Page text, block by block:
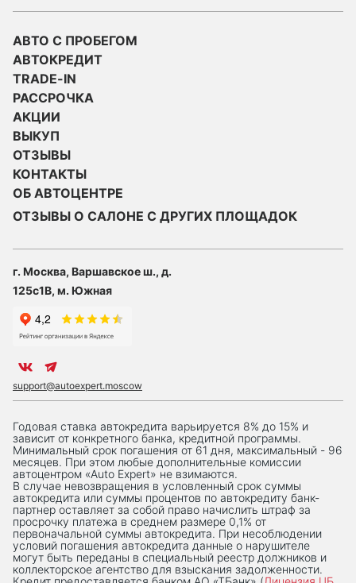
АВТО С ПРОБЕГОМ
АВТОКРЕДИТ
TRADE-IN
РАССРОЧКА
АКЦИИ
ВЫКУП
ОТЗЫВЫ
КОНТАКТЫ
ОБ АВТОЦЕНТРЕ
ОТЗЫВЫ О САЛОНЕ С ДРУГИХ ПЛОЩАДОК
г. Москва, Варшавское ш., д.
125с1В, м. Южная
support@autoexpert.moscow
Годовая ставка автокредита варьируется 8% до 15% и
зависит от конкретного банка, кредитной программы.
Минимальный срок погашения от 61 дня, максимальный - 96
месяцев. При этом любые дополнительные комиссии
автоцентром «Auto Expert» не взимаются.
В случае невозвращения в условленный срок суммы
автокредита или суммы процентов по автокредиту банк-
партнер оставляет за собой право начислить штраф за
просрочку платежа в среднем размере 0,1% от
первоначальной суммы автокредита. При несоблюдении
условий погашения автокредита данные о нарушителе
могут быть переданы в специальный реестр должников и
коллекторское агентство для взыскания задолженности.